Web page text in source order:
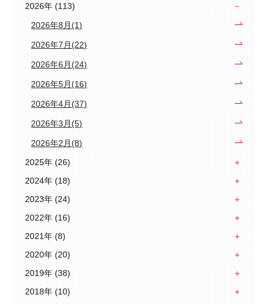
2026年 (113)
2026年8月(1)
2026年7月(22)
2026年6月(24)
2026年5月(16)
2026年4月(37)
2026年3月(5)
2026年2月(8)
2025年 (26)
2024年 (18)
2023年 (24)
2022年 (16)
2021年 (8)
2020年 (20)
2019年 (38)
2018年 (10)